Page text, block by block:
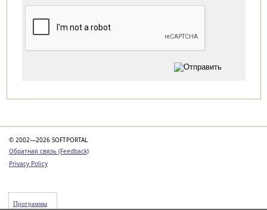
© 2002—2026 SOFTPORTAL
Обратная связь (Feedback)
Privacy Policy
Программы